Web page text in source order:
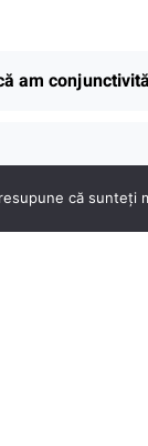
am
că sunteți